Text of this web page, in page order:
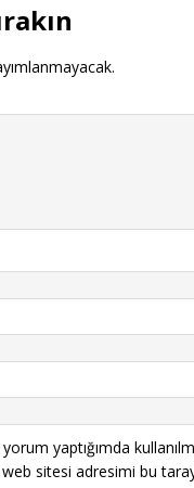
yaptığımda
sitesi adresimi bu